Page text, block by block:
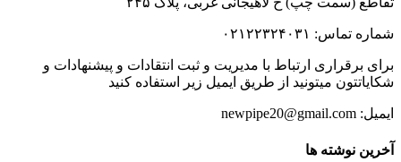
شماره تماس: ۰۲۱۲۲۳۲۴۰۳۱
برای برقراری ارتباط با مدیریت و ثبت انتقادات و پیشنهادات و
شکایاتتون میتونید از طریق ایمیل زیر استفاده کنید
ایمیل: newpipe20@gmail.com
آخرین نوشته ها